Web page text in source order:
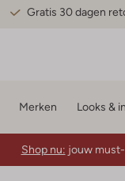
Gratis 30 dagen
Merken Looks &
Shop nu: jouw